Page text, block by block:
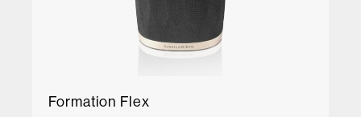
Formation Flex